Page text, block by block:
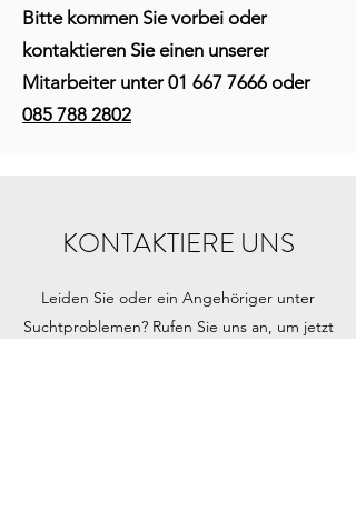
Bitte kommen Sie vorbei oder
kontaktieren Sie einen unserer
Mitarbeiter unter 01 667 7666 oder
085 788 2802
KONTAKTIERE UNS
Leiden Sie oder ein Angehöriger unter
Suchtproblemen? Rufen Sie uns an, um jetzt